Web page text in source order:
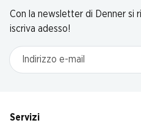
Con la newsletter di Denner si
iscriva adesso!
Indirizzo e-mail
Servizi